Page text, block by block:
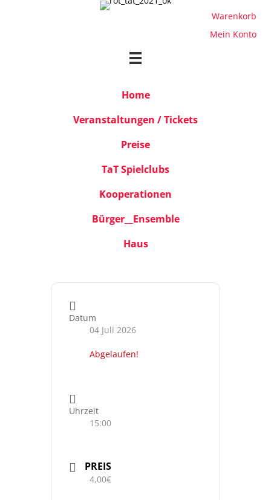
Warenkorb
Mein Konto
Home
Veranstaltungen / Tickets
Preise
TaT Spielclubs
Kooperationen
Bürger__Ensemble
Haus
Datum
04 Juli 2026
Abgelaufen!
Uhrzeit
15:00
PREIS
4,00€